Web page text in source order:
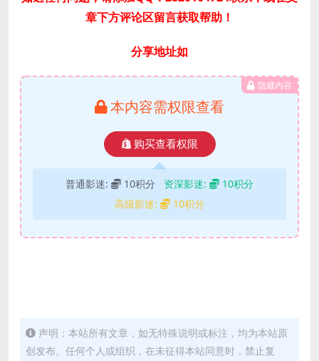
章下方评论区留言获取帮助！
分享地址如
隐藏内容
本内容需权限查看
购买查看权限
普通影迷: 10积分 资深影迷:
10积分
高级影迷:
10积分
声明：本站所有文章，如无特殊说明或标注，均为本站原
创发布。任何个人或组织，在未征得本站同意时，禁止复